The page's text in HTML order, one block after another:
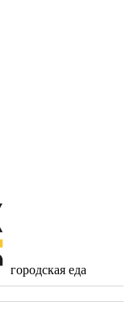
городская еда